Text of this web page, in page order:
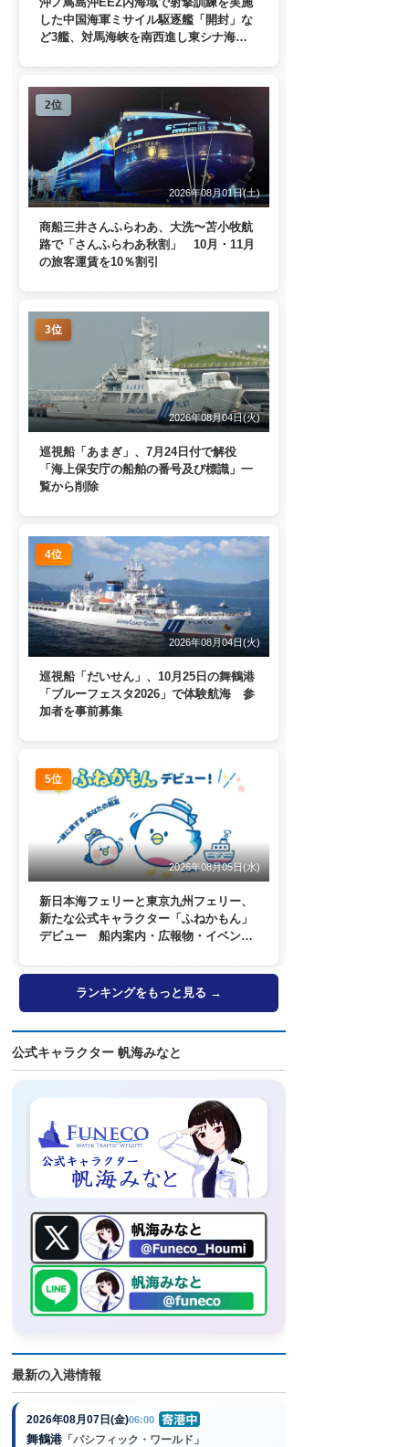
した中国海軍ミサイル駆逐艦「開封」な
ど3艦、対馬海峡を南西進し東シナ海
2位
2026年08月01日(土)
商船三井さんふらわあ、大洗〜苫小牧航
路で「さんふらわあ秋割」 10月・11月
の旅客運賃を10％割引
3位
2026年08月04日(火)
巡視船「あまぎ」、7月24日付で解役
「海上保安庁の船舶の番号及び標識」一
覧から削除
4位
2026年08月04日(火)
巡視船「だいせん」、10月25日の舞鶴港
「ブルーフェスタ2026」で体験航海 参
加者を事前募集
5位
2026年08月05日(水)
新日本海フェリーと東京九州フェリー、
新たな公式キャラクター「ふねかもん」
デビュー 船内案内・広報物・イベン
ランキングをもっと見る →
公式キャラクター 帆海みなと
最新の入港情報
2026年08月07日(金)06:00
舞鶴港 「パシフィック・ワールド」